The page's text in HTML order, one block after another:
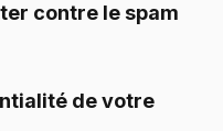
contre le spam
de votre